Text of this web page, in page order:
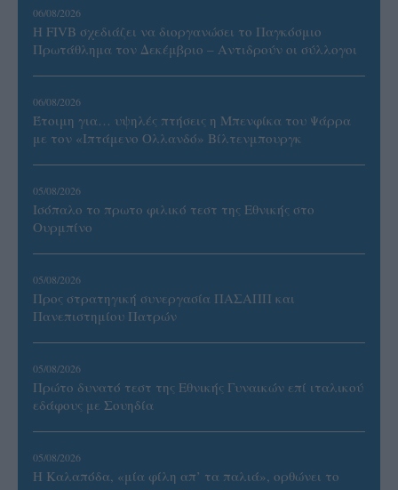
06/08/2026
Η FIVB σχεδιάζει να διοργανώσει το Παγκόσμιο
Πρωτάθλημα τον Δεκέμβριο – Αντιδρούν οι σύλλογοι
06/08/2026
Έτοιμη για… υψηλές πτήσεις η Μπενφίκα του Ψάρρα
με τον «Ιπτάμενο Ολλανδό» Βίλτενμπουργκ
05/08/2026
Ισόπαλο το πρωτο φιλικό τεστ της Εθνικής στο
Ουρμπίνο
05/08/2026
Προς στρατηγική συνεργασία ΠΑΣΑΠΠ και
Πανεπιστημίου Πατρών
05/08/2026
Πρώτο δυνατό τεστ της Εθνικής Γυναικών επί ιταλικού
εδάφους με Σουηδία
05/08/2026
Η Καλαπόδα, «μία φίλη απ’ τα παλιά», ορθώνει το